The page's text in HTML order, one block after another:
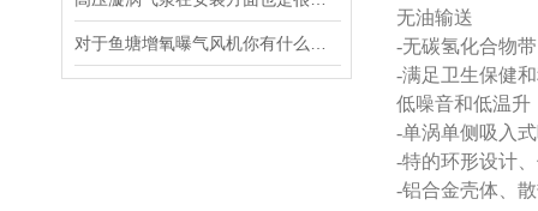
无油输送
-无碳氢化合物
-满足卫生保健
低噪音和低温升
-单涡单侧吸入
-特的环形设计
-铝合金壳体、